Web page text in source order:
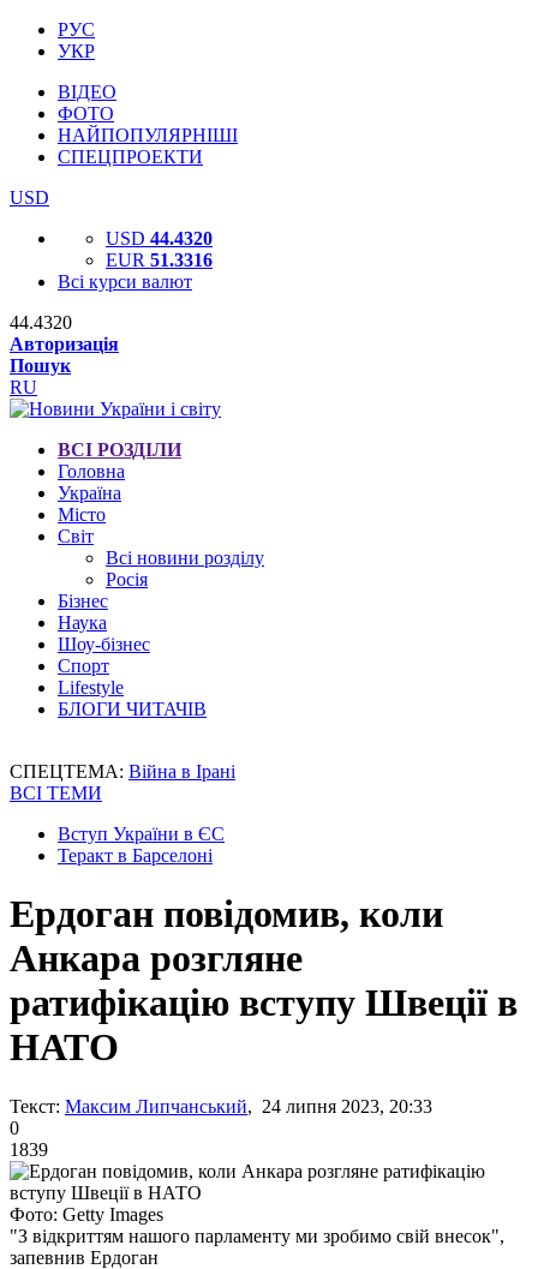
РУС
УКР
ВІДЕО
ФОТО
НАЙПОПУЛЯРНІШІ
СПЕЦПРОЕКТИ
USD
USD 44.4320
EUR 51.3316
Всі курси валют
44.4320
Авторизація
Пошук
RU
ВСІ РОЗДІЛИ
Головна
Україна
Місто
Світ
Всі новини розділу
Росія
Бізнес
Наука
Шоу-бізнес
Спорт
Lifestyle
БЛОГИ ЧИТАЧІВ
СПЕЦТЕМА: Війна в Ірані
ВСІ ТЕМИ
Вступ України в ЄС
Теракт в Барселоні
Ердоган повідомив, коли
Анкара розгляне
ратифікацію вступу Швеції в
НАТО
Текст: Максим Липчанський, 24 липня 2023, 20:33
0
1839
Фото: Getty Images
"З відкриттям нашого парламенту ми зробимо свій внесок",
запевнив Ердоган